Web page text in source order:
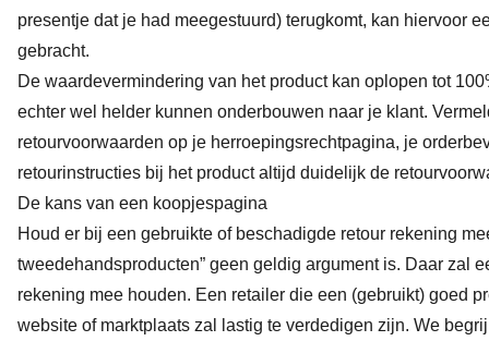
presentje dat je had meegestuurd) terugkomt, kan hiervoor
gebracht.
De waardevermindering van het product kan oplopen tot
echter wel helder kunnen onderbouwen naar je klant.
retourvoorwaarden op je herroepingsrechtpagina, je
retourinstructies bij het product altijd duidelijk de
De kans van een koopjespagina
Houd er bij een gebruikte of beschadigde retour rekening
tweedehandsproducten” geen geldig argument is. Daar zal
rekening mee houden. Een retailer die een (gebruikt) goed
website of marktplaats zal lastig te verdedigen zijn. We